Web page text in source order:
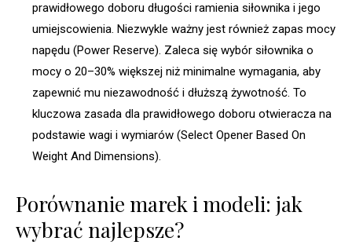
prawidłowego doboru długości ramienia siłownika i jego
umiejscowienia. Niezwykle ważny jest również zapas mocy
napędu (Power Reserve). Zaleca się wybór siłownika o
mocy o 20–30% większej niż minimalne wymagania, aby
zapewnić mu niezawodność i dłuższą żywotność. To
kluczowa zasada dla prawidłowego doboru otwieracza na
podstawie wagi i wymiarów (Select Opener Based On
Weight And Dimensions).
Porównanie marek i modeli: jak
wybrać najlepsze?